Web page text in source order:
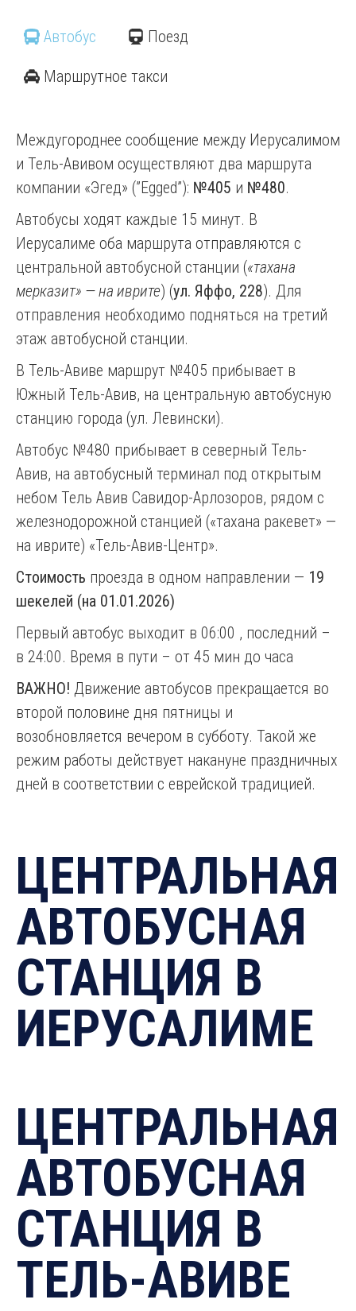
Автобус Поезд
Маршрутное такси
Междугороднее сообщение между Иерусалимом
и Тель-Авивом осуществляют два маршрута
компании «Эгед» (”Egged”): №405 и №480.
Автобусы ходят каждые 15 минут. В
Иерусалиме оба маршрута отправляются с
центральной автобусной станции («тахана
мерказит» — на иврите) (ул. Яффо, 228). Для
отправления необходимо подняться на третий
этаж автобусной станции.
В Тель-Авиве маршрут №405 прибывает в
Южный Тель-Авив, на центральную автобусную
станцию города (ул. Левински).
Автобус №480 прибывает в северный Тель-
Авив, на автобусный терминал под открытым
небом Тель Авив Савидор-Арлозоров, рядом с
железнодорожной станцией («тахана ракевет» —
на иврите) «Тель-Авив-Центр».
Стоимость проезда в одном направлении — 19
шекелей (на 01.01.2026)
Первый автобус выходит в 06:00 , последний –
в 24:00. Время в пути – от 45 мин до часа
ВАЖНО! Движение автобусов прекращается во
второй половине дня пятницы и
возобновляется вечером в субботу. Такой же
режим работы действует накануне праздничных
дней в соответствии с еврейской традицией.
ЦЕНТРАЛЬНАЯ
АВТОБУСНАЯ
СТАНЦИЯ В
ИЕРУСАЛИМЕ
ЦЕНТРАЛЬНАЯ
АВТОБУСНАЯ
СТАНЦИЯ В
ТЕЛЬ-АВИВЕ